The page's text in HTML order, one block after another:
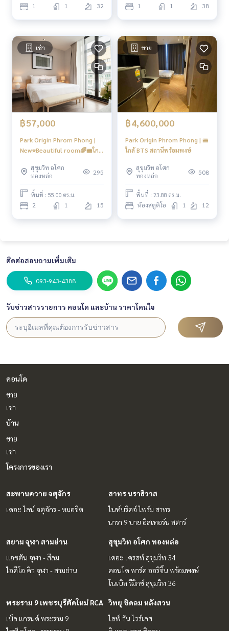
🍥การเดินทาง 🍥
BTS Phromphong 800 M
----------------------------------------
You can inbox or dm to ask more information, It’s my pleas
ure to give.
Tel :093-943-4388
What App+6693-943-4388
LINE ID : @BPP2019
#condosukhumvit #sukhumvitcondo #phromphongcond
o #phromphonghouse #2bedroomsphromphong #duplex
condo #duplex #2bedroomphromphong #bigcondo #bigs
pacecondo #btsphromphong #luxurycondo #emsphere #
earbts #condo #100sqmcondo #duplex #highfloorroom
#Year
1 1 32 1 1 38
เช่า
฿57,000
Park Origin Phrom Phong |
New⭐️Beautiful room🌈🚝ใกล้
สุขุมวิท อโศก
ทองหล่อ
295
พื้นที่ : 55.00 ตร.ม.
2 1 15
ขาย
฿4,600,000
Park Origin Phrom Phong | 🚝
ใกล้ BTS สถานีพร้อมพงษ์
สุขุมวิท อโศก
ทองหล่อ
508
พื้นที่ : 23.88 ตร.ม.
ห้องสตูดิโอ 1 12
ติดต่อสอบถามเพิ่มเติม
093-943-4388
รับข่าวสารรายการ คอนโด และบ้าน ราคาโดนใจ
คอนโด
ขาย
เช่า
บ้าน
ขาย
เช่า
โครงการของเรา
สะพานควาย จตุจักร
เดอะ ไลน์ จตุจักร - หมอชิต
สาทร นราธิวาส
ไนท์บริดจ์ ไพร์ม สาทร
นารา 9 บาย อีสเทอร์น สตาร์
สยาม จุฬา สามย่าน
แอชตัน จุฬา - สีลม
ไอดีโอ คิว จุฬา - สามย่าน
สุขุมวิท อโศก ทองหล่อ
เดอะ เครสท์ สุขุมวิท 34
คอนโด พาร์ค ออริจิ้น พร้อมพงษ์
โนเบิล รีมิกซ์ สุขุมวิท 36
พระราม 9 เพชรบุรีตัดใหม่ RCA
เบ็ล แกรนด์ พระราม 9
วิทยุ ชิดลม หลังสวน
ไลฟ์ วัน ไวร์เลส